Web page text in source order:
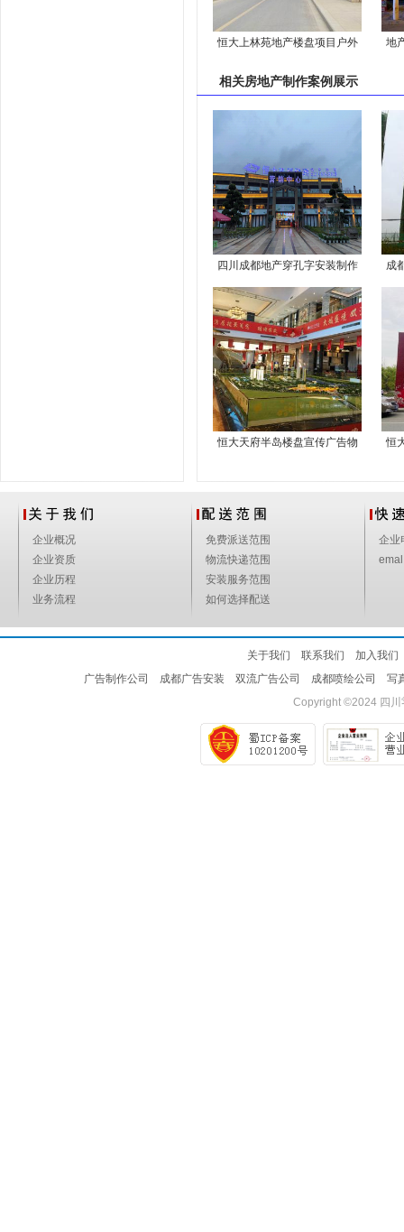
恒大上林苑地产楼盘项目户外
地
相关房地产制作案例 展示
四川成都地产穿孔字安装制作
的厂家有
成
做
恒大天府半岛楼盘宣传广告物
恒
企业概况
企业资质
企业历程
业务流程
免费派送范围
物流快递范围
安装服务范围
如何选择配送
企业
关于我们 联系我们
加入我们
广告制作公司
成都广告安装 双流广告公司 成都喷绘公司
写
Copyright ©2024 四